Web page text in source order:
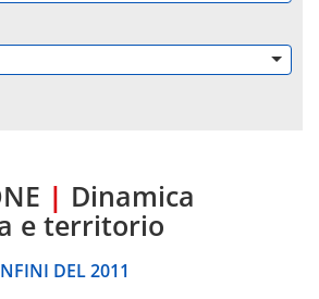
| Dinamica
e territorio
DEL 2011